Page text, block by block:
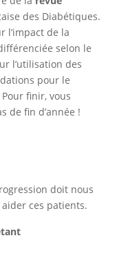
des Diabétiques.
l’impact de la
selon le
l’utilisation des
pour le
finir, vous
de fin d’année !
doit nous
ces patients.